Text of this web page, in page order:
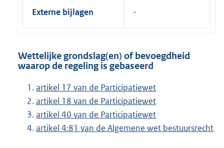
Externe bijlagen
Wettelijke grondslag(en) of bevoegdheid
waarop de regeling is gebaseerd
artikel 17 van de Participatiewet
artikel 18 van de Participatiewet
artikel 40 van de Participatiewet
artikel 4:81 van de Algemene wet bestuursrecht